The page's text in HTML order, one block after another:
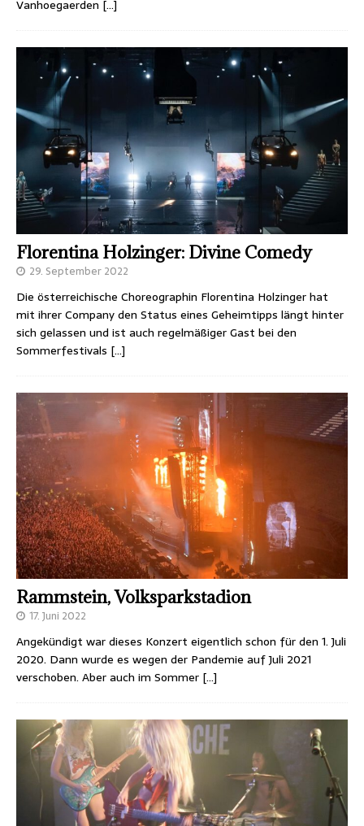
Vanhoegaerden […]
Florentina Holzinger: Divine Comedy
29. September 2022
Die österreichische Choreographin Florentina Holzinger hat
mit ihrer Company den Status eines Geheimtipps längt hinter
sich gelassen und ist auch regelmäßiger Gast bei den
Sommerfestivals […]
Rammstein, Volksparkstadion
17. Juni 2022
Angekündigt war dieses Konzert eigentlich schon für den 1. Juli
2020. Dann wurde es wegen der Pandemie auf Juli 2021
verschoben. Aber auch im Sommer […]